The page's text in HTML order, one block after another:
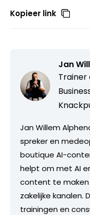
Kopieer link
Jan
Trainer
Jan Willem
spreker en
boutique AI-
helpt om met AI
content te maken
zakelijke kanalen.
trainingen en